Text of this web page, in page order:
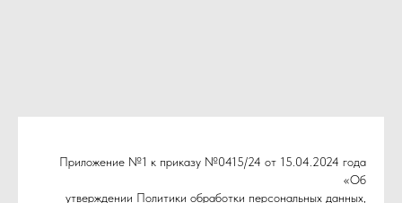
Приложение №1 к приказу №0415/24 от 15.04.2024 года
«Об
утверждении Политики обработки персональных данных,